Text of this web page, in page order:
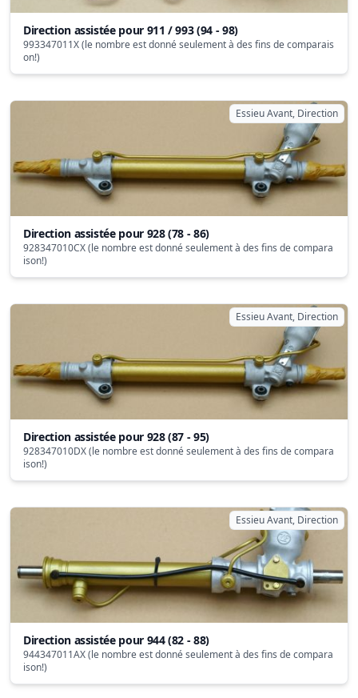
Direction assistée pour 911 / 993 (94 - 98)
993347011X (le nombre est donné seulement à des fins de comparais
on!)
Essieu Avant, Direction
Direction assistée pour 928 (78 - 86)
928347010CX (le nombre est donné seulement à des fins de compara
ison!)
Essieu Avant, Direction
Direction assistée pour 928 (87 - 95)
928347010DX (le nombre est donné seulement à des fins de compara
ison!)
Essieu Avant, Direction
Direction assistée pour 944 (82 - 88)
944347011AX (le nombre est donné seulement à des fins de compara
ison!)